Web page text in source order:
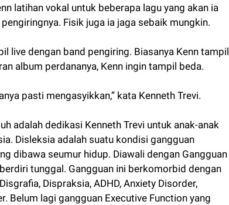
latihan vokal untuk beberapa lagu yang akan ia
Fisik juga ia jaga sebaik mungkin.
live dengan band pengiring. Biasanya Kenn tampil
album perdananya, Kenn ingin tampil beda.
pasti mengasyikkan,” kata Kenneth Trevi.
adalah dedikasi Kenneth Trevi untuk anak-anak
Disleksia adalah suatu kondisi gangguan
dibawa seumur hidup. Diawali dengan Gangguan
tunggal. Gangguan ini berkomorbid dengan
Dispraksia, ADHD, Anxiety Disorder,
Belum lagi gangguan Executive Function yang